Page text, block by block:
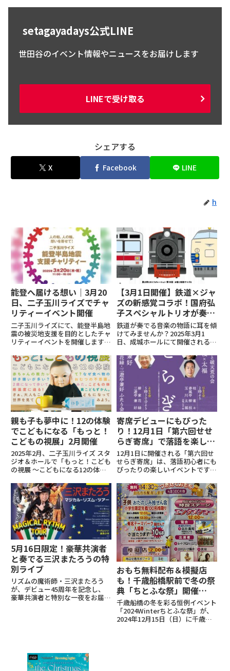
setagayadays公式LINE
世田谷のイベント情報やニュースをお届けします
LINEで受け取る
シェアする
X Facebook LINE
h
能登へ届ける想い｜3月20
日、二子玉川ライズでチャ
リティーイベント開催
二子玉川ライズにて、能登半島地
震の被災地支援を目的としたチャ
リティーイベントを開催します。
は、「能登半島地震災害支援金」
（世田谷区）へ寄付されます。イ
ベントでは、ハナミズキ広場にて
花束などのチャリティー販売を行
う...
【3月1日開催】鉄道×ジャ
ズの新感覚コラボ！国府弘
子スペシャルトリオが奏で
る音楽の旅
鉄道が奏でる音楽の物語に耳を傾
けてみませんか？2025年3月1
日、成城ホールにて開催される
名手・国府弘子スペシャルトリオ
による迫力の演奏と、俳優・村井
美樹、作曲家・池辺晋一郎が語る
鉄道愛に満ちたトークが楽しめ
ま...
親も子も夢中に！12の体験
でこどもになる「もっと！
こどもの視展」2月開催
2025年2月、二子玉川ライズ スタ
ジオ＆ホールで「もっと！こども
の視展 ～こどもになる12の体験
める12種類の体験型コンテンツ
を通じ、“こどもの視点”で世界
を捉え直すユニークな展示会で
す。「大人がこどもになっ...
寄席デビューにもぴった
り！12月1日「第六回せせ
らぎ寄席」で落語を楽しむ
一日
12月1日に開催される「第六回せ
せらぎ寄席」は、落語初心者にも
ぴったりの楽しいイベントです。
りで観客を笑顔にしてくれる落語
は、世代を問わず心温まるひとと
きを提供してくれます。今回は、
初めての方でも気軽に楽しめる...
5月16日限定！豪華共演者
と奏でる三沢またろうの特
別ライブ
リズムの魔術師・三沢またろう
が、デビュー45周年を記念し、
豪華共演者と特別な一夜をお届
おもち無料配布＆模擬店
も！千歳船橋駅前で冬の祭
典「ちとふな祭」開催
【12/15】
千歳船橋の冬を彩る恒例イベント
「2024Winterちとふな祭」が、
2024年12月15日（日）に千歳船